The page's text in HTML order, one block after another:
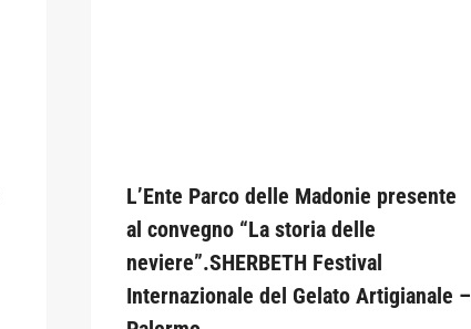
L’Ente Parco delle Madonie presente
al convegno “La storia delle
neviere”.SHERBETH Festival
Internazionale del Gelato Artigianale –